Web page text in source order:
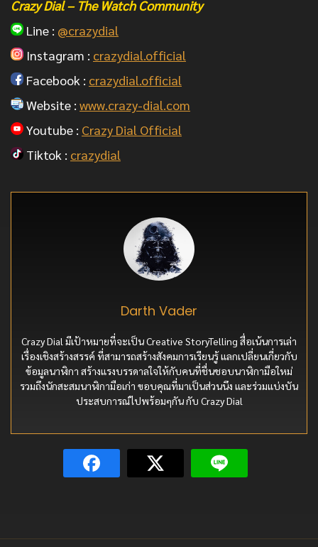
Crazy Dial – The Watch Community
Line : @crazydial
Instagram : crazydial.official
Facebook : crazydial.official
Website : www.crazy-dial.com
Youtube : Crazy Dial Official
Tiktok : crazydial
Darth Vader
Crazy Dial มีเป้าหมายที่จะเป็น Creative StoryTelling สื่อเน้นการเล่า
เรื่องเชิงสร้างสรรค์ ที่สามารถสร้างสังคมการเรียนรู้ แลกเปลี่ยนเกี่ยวกับ
ข้อมูลนาฬิกา สร้างแรงบรรดาลใจให้กับคนที่ชื่นชอบนาฬิกามือใหม่
รวมถึงนักสะสมนาฬิกามือเก่า ขอบคุณที่มาเป็นส่วนนึง และร่วมแบ่งบัน
ประสบการณ์ไปพร้อมๆกัน กับ Crazy Dial